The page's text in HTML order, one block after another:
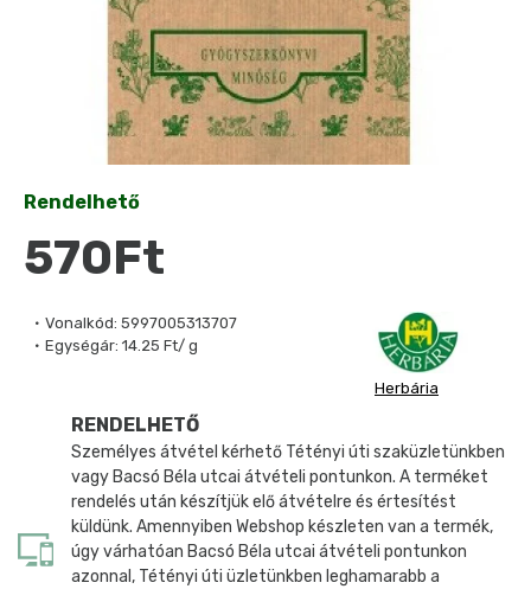
Vonalkód: 5997005313707
Egységár: 14.25 Ft/ g
Herbária
Rendelhető
570Ft
RENDELHETŐ
Személyes átvétel kérhető Tétényi úti szaküzletünkben
vagy Bacsó Béla utcai átvételi pontunkon. A terméket
rendelés után készítjük elő átvételre és értesítést
küldünk. Amennyiben Webshop készleten van a termék,
úgy várhatóan Bacsó Béla utcai átvételi pontunkon
azonnal, Tétényi úti üzletünkben leghamarabb a